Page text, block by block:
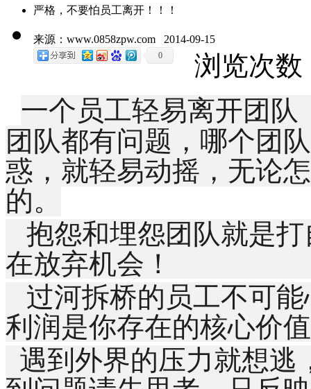
严格，不要怕员工离开！！！
来源：www.0858zpw.com 2014-09-15
0 浏览次数
一个员工轻易离开团
团队都有问题，哪个团
惑，就轻易动摇，无论
的。
抱怨和埋怨团队就是
在放弃机会！
过河拆桥的员工不可
利润是你存在的核心价
遇到外界的压力就想逃